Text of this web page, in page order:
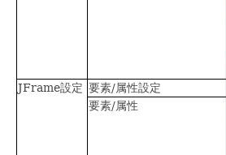
JFrame設定 要素/属性設定
要素/属性